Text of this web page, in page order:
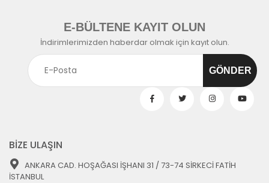
E-BÜLTENE KAYIT OLUN
İndirimlerimizden haberdar olmak için kayıt olun.
BİZE ULAŞIN
ANKARA CAD. HOŞAĞASI İŞHANI 31 / 73-74 SİRKECİ FATİH
İSTANBUL